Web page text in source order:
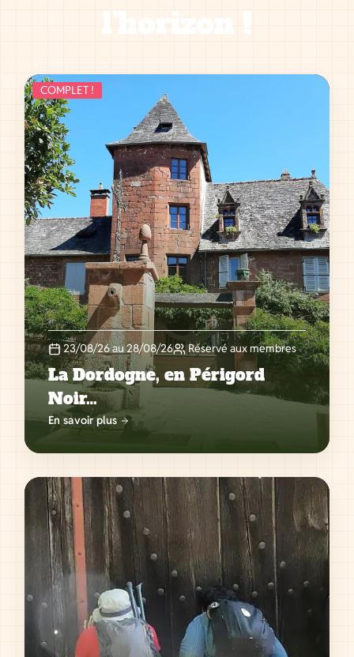
l'horizon !
COMPLET !
23/08/26 au 28/08/26 Réservé aux membres
La Dordogne, en Périgord
Noir…
En savoir plus